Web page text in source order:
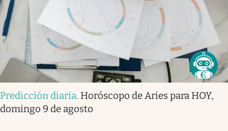
Predicción diaria. Horóscopo de Aries para HOY,
domingo 9 de agosto